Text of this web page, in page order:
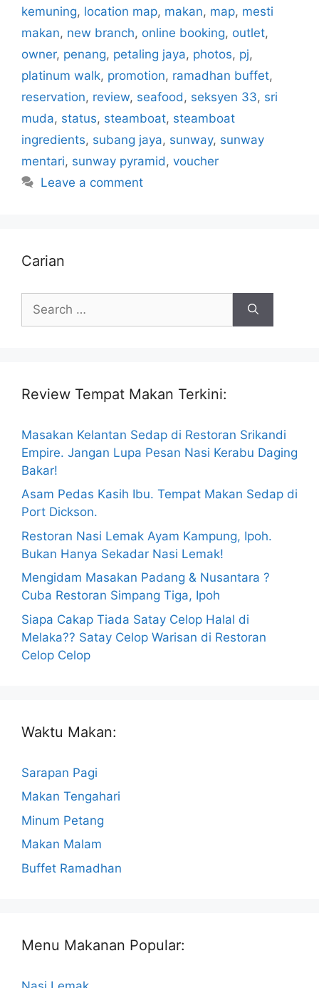
kemuning, location map, makan, map, mesti
makan, new branch, online booking, outlet,
owner, penang, petaling jaya, photos, pj,
platinum walk, promotion, ramadhan buffet,
reservation, review, seafood , seksyen 33, sri
muda, status, steamboat, steamboat
ingredients, subang jaya, sunway, sunway
mentari, sunway pyramid , voucher
Leave a comment
Carian
for:
Review Tempat Makan Terkini:
Masakan Kelantan Sedap di Restoran Srikandi
Empire. Jangan Lupa Pesan Nasi Kerabu Daging
Bakar!
Asam Pedas Kasih Ibu. Tempat Makan Sedap di
Port Dickson.
Restoran Nasi Lemak Ayam Kampung, Ipoh.
Bukan Hanya Sekadar Nasi Lemak!
Mengidam Masakan Padang & Nusantara ?
Cuba Restoran Simpang Tiga, Ipoh
Siapa Cakap Tiada Satay Celop Halal di
Melaka?? Satay Celop Warisan di Restoran
Celop Celop
Waktu Makan:
Sarapan Pagi
Makan Tengahari
Minum Petang
Makan Malam
Buffet Ramadhan
Menu Makanan Popular: